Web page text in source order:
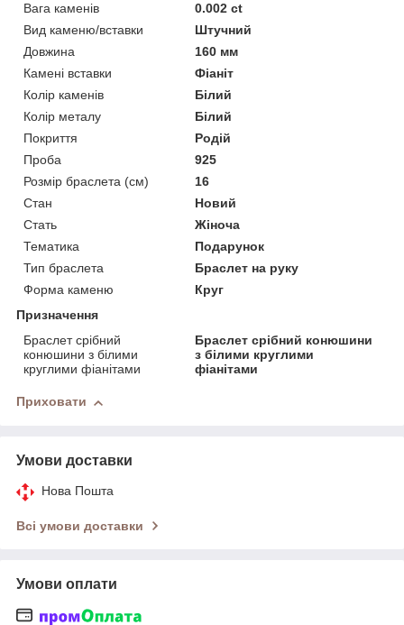
Вага каменів
0.002 ct
Вид каменю/вставки
Штучний
Довжина
160 мм
Камені вставки
Фіаніт
Колір каменів
Білий
Колір металу
Білий
Покриття
Родій
Проба
925
Розмір браслета (см)
16
Стан
Новий
Стать
Жіноча
Тематика
Подарунок
Тип браслета
Браслет на руку
Форма каменю
Круг
Призначення
Браслет срібний
конюшини з білими
круглими фіанітами
Браслет срібний конюшини
з білими круглими
фіанітами
Приховати
Умови доставки
Нова Пошта
Всі умови доставки
Умови оплати